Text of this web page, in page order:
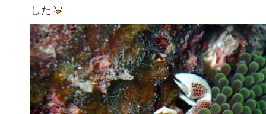
した